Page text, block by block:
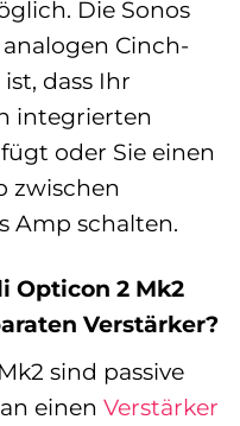
Die Sonos
Cinch-
dass Ihr
integrierten
oder Sie einen
zwischen
Amp schalten.
Opticon 2 Mk2
Verstärker?
sind passive
einen Verstärker